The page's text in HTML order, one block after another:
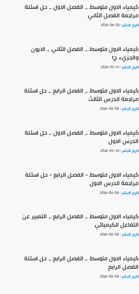
كيمياء الاول متوسط _ الفصل الاول _ حل اسئلة
مراجعة الفصل الثاني
تاريخ النشر :2026-06-02
كيمياء الاول متوسط _ الفصل الثاني _ الايون
والجزيء ج1
تاريخ النشر :2026-05-31
كيمياء الاول متوسط _ الفصل الرابع _ حل اسئلة
مراجعة الدرس الثالث
تاريخ النشر : 2026-06-04
كيمياء الاول متوسط _ الفصل الاول _ حل اسئلة
الدرس الاول
تاريخ النشر :2026-05-29
كيمياء الاول متوسط - الفصل الرابع - حل اسئلة
مراجعة الدرس الاول
تاريخ النشر : 2026-06-04
كيمياء الاول متوسط _ الفصل الرابع _ التعبير عن
التفاعل الكيميائي
تاريخ النشر : 2026-06-04
كيمياء الاول متوسط _ الفصل الرابع _ حل اسئلة
الفصل الرابع
تاريخ النشر : 2026-06-04